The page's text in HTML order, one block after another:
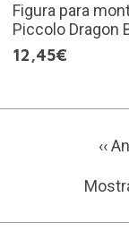
Figura para
Piccolo Dragon
12,45€
‹‹